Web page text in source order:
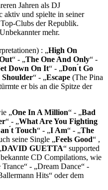
Jahren als DJ
aktiv und spielte in seiner
Clubs der Republik.
mehr.
: „High On
“ - „The One And Only“ -
Down On It“ - „Don ́t Go
“ - „Escape (The Pina
er bis an die Spitze der
„One In A Million“ - „Bad
“ - „What Are You Fighting
́t Touch“ - „I Am“ - „The
seine Single „Feels Good“ ,
DAVID GUETTA“ supported
CD Compilations, wie
- „Dream Dance“ -
Hits“ oder dem